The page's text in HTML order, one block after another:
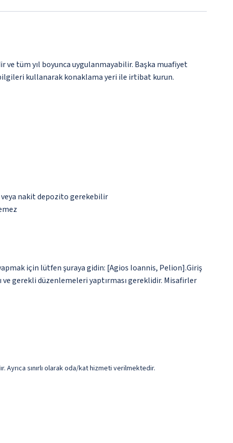
ve tüm yıl boyunca uygulanmayabilir. Başka muafiyet
kullanarak konaklama yeri ile irtibat kurun.
nakit depozito gerekebilir
için lütfen şuraya gidin: [Agios Ioannis, Pelion].Giriş
gerekli düzenlemeleri yaptırması gereklidir. Misafirler
Ayrıca sınırlı olarak oda/kat hizmeti verilmektedir.